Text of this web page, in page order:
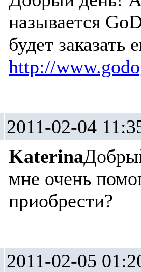
называется
будет
http://
2011-02-04
Katerina
мне очень
приобрести?
2011-02-05